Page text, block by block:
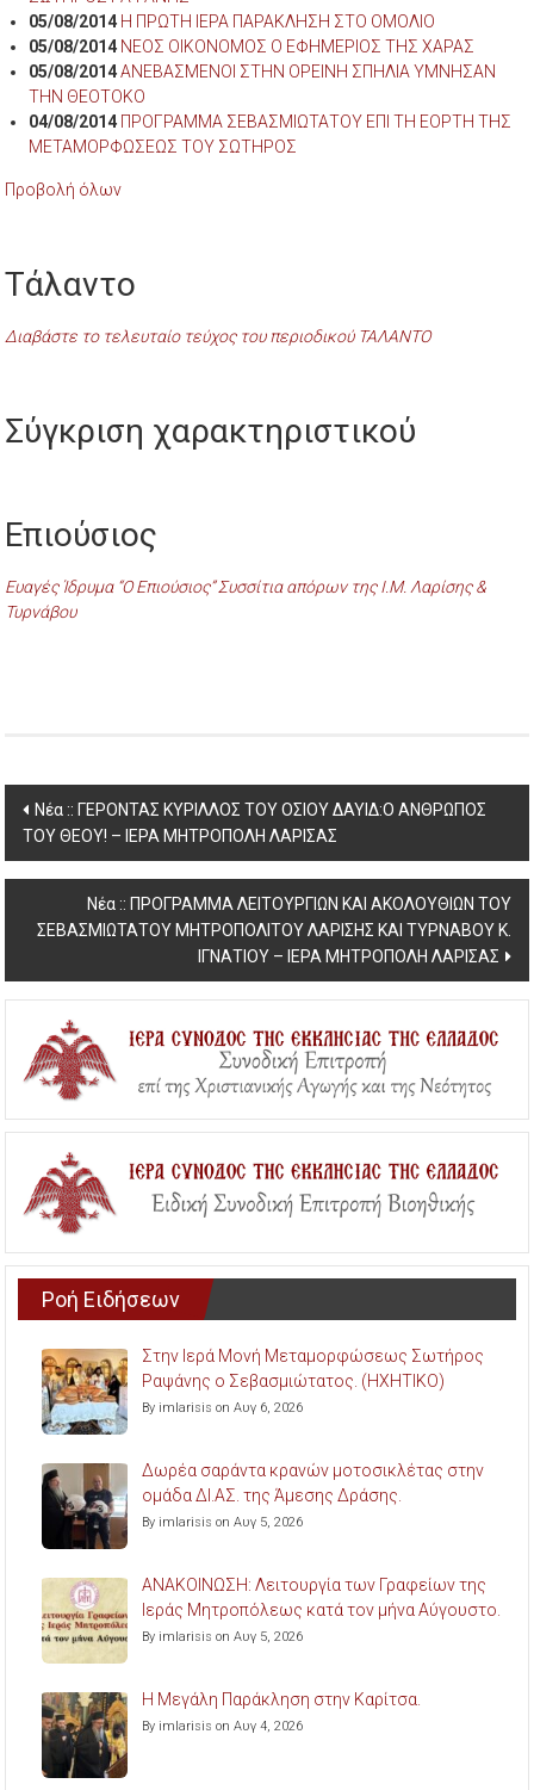
05/08/2014 Η ΠΡΩΤΗ ΙΕΡΑ ΠΑΡΑΚΛΗΣΗ ΣΤΟ ΟΜΟΛΙΟ
05/08/2014 ΝΕΟΣ ΟΙΚΟΝΟΜΟΣ Ο ΕΦΗΜΕΡΙΟΣ ΤΗΣ ΧΑΡΑΣ
05/08/2014 ΑΝΕΒΑΣΜΕΝΟΙ ΣΤΗΝ ΟΡΕΙΝΗ ΣΠΗΛΙΑ ΥΜΝΗΣΑΝ
ΤΗΝ ΘΕΟΤΟΚΟ
04/08/2014 ΠΡΟΓΡΑΜΜΑ ΣΕΒΑΣΜΙΩΤΑΤΟΥ ΕΠΙ ΤΗ ΕΟΡΤΗ ΤΗΣ
ΜΕΤΑΜΟΡΦΩΣΕΩΣ ΤΟΥ ΣΩΤΗΡΟΣ
Προβολή όλων
Τάλαντο
Διαβάστε το τελευταίο τεύχος του περιοδικού ΤΑΛΑΝΤΟ
Σύγκριση χαρακτηριστικού
Επιούσιος
Ευαγές Ίδρυμα “Ο Επιούσιος” Συσσίτια απόρων της Ι.Μ. Λαρίσης &
Τυρνάβου
Post
navigation
Νέα :: ΓΕΡΟΝΤΑΣ ΚΥΡΙΛΛΟΣ ΤΟΥ ΟΣΙΟΥ ΔΑΥΙΔ:Ο ΑΝΘΡΩΠΟΣ
ΤΟΥ ΘΕΟΥ! – ΙΕΡΑ ΜΗΤΡΟΠΟΛΗ ΛΑΡΙΣΑΣ
Νέα :: ΠΡΟΓΡΑΜΜΑ ΛΕΙΤΟΥΡΓΙΩΝ ΚΑΙ ΑΚΟΛΟΥΘΙΩΝ ΤΟΥ
ΣΕΒΑΣΜΙΩΤΑΤΟΥ ΜΗΤΡΟΠΟΛΙΤΟΥ ΛΑΡΙΣΗΣ ΚΑΙ ΤΥΡΝΑΒΟΥ Κ.
ΙΓΝΑΤΙΟΥ – ΙΕΡΑ ΜΗΤΡΟΠΟΛΗ ΛΑΡΙΣΑΣ
Ροή Ειδήσεων
Στην Ιερά Μονή Μεταμορφώσεως Σωτήρος
Ραψάνης ο Σεβασμιώτατος. (ΗΧΗΤΙΚΟ)
By imlarisis on Αυγ 6, 2026
Δωρέα σαράντα κρανών μοτοσικλέτας στην
ομάδα ΔΙ.ΑΣ. της Άμεσης Δράσης.
By imlarisis on Αυγ 5, 2026
ΑΝΑΚΟΙΝΩΣΗ: Λειτουργία των Γραφείων της
Ιεράς Μητροπόλεως κατά τον μήνα Αύγουστο.
By imlarisis on Αυγ 5, 2026
Η Μεγάλη Παράκληση στην Καρίτσα.
By imlarisis on Αυγ 4, 2026